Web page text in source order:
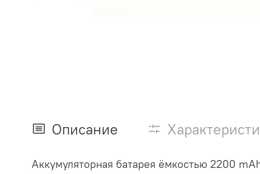
Описание
Аккумуляторная батарея ёмкостью 2200